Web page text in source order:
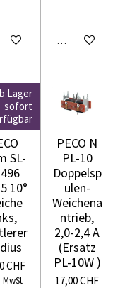
WarenkorbIn den
Lager
sofort
SL-
10°
CHF
PECO N
PL-10
Doppelsp
ulen-
Weichena
ntrieb,
2,0-2,4 A
(Ersatz
PL-10W )
17,00 CHF